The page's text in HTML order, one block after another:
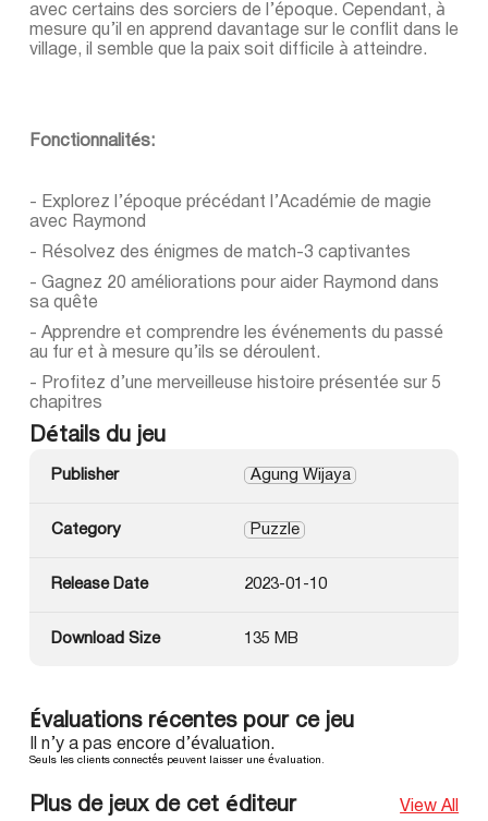
avec certains des sorciers de l’époque. Cependant, à
mesure qu’il en apprend davantage sur le conflit dans le
village, il semble que la paix soit difficile à atteindre.
Fonctionnalités:
- Explorez l’époque précédant l’Académie de magie
avec Raymond
- Résolvez des énigmes de match-3 captivantes
- Gagnez 20 améliorations pour aider Raymond dans
sa quête
- Apprendre et comprendre les événements du passé
au fur et à mesure qu’ils se déroulent.
- Profitez d’une merveilleuse histoire présentée sur 5
chapitres
Détails du jeu
Publisher Agung Wijaya
Category Puzzle
Release Date 2023-01-10
Download Size 135 MB
Évaluations récentes pour ce jeu
Il n’y a pas encore d’évaluation.
Seuls les clients connectés peuvent laisser une évaluation.
Plus de jeux de cet éditeur View All